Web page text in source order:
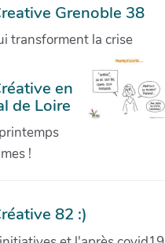
Grenoble 38
transforment la crise
en
de Loire
!
82 :)